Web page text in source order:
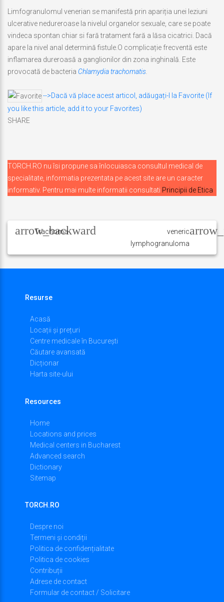
Limfogranulomul venerian se manifestă prin apariția unei leziuni
ulcerative nedureroase la nivelul organelor sexuale, care se poate
vindeca spontan chiar si fară tratament fară a lăsa cicatrici. Dacă
apare la nivel anal determină fistule.O complicație frecventă este
inflamarea dureroasă a ganglionilor din zona inghinală. Este
provocată de bacteria Chlamydia trachomatis
-->Dacă vă place acest articol, adăugați-l la Favorite (If
you like this article, add it to your Favorites)
SHARE
TORCH.RO nu îsi propune sa înlocuiasca consultul medical de
specialitate, informatia prezentata pe acest site are un caracter
informativ. Pentru mai multe informatii consultati Principii de Etica
în
Trachoma
veneric
lymphogranuloma
Resurse
Acasă
Locații și prețuri
Centre medicale în București
Căutare avansată
Dicționar
Harta site-ului
Resources
Home
Locations and prices
Medical centers in Bucharest
Advanced search
Dictionary
Sitemap
TORCH.RO
Despre noi
Termeni și condiții
Politica de confidențialitate
Politica de cookies
Contribuții
Adrese de contact
Formular de contact / Solicitare